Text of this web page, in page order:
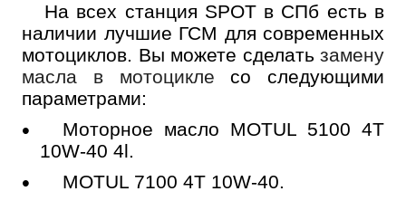
На всех станция SPOT в СПб есть в
наличии лучшие ГСМ для современных
мотоциклов. Вы можете сделать замену
масла в мотоцикле со следующими
параметрами:
Моторное масло MOTUL 5100 4T
10W-40 4l.
MOTUL 7100 4T 10W-40.